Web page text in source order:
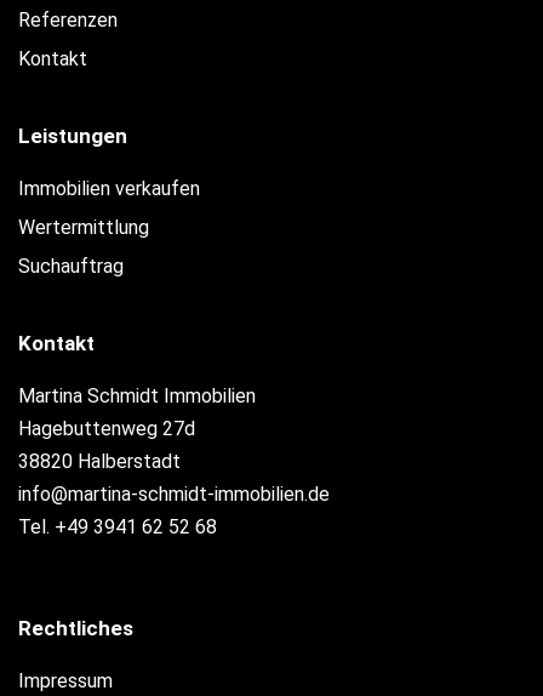
Referenzen
Kontakt
Leistungen
Immobilien verkaufen
Wertermittlung
Suchauftrag
Kontakt
Martina Schmidt Immobilien
Hagebuttenweg 27d
38820 Halberstadt
info@martina-schmidt-immobilien.de
Tel. +49 3941 62 52 68
Rechtliches
Impressum